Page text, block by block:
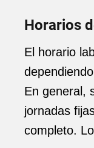
Horarios
El horario
En general,
jornadas
completo.